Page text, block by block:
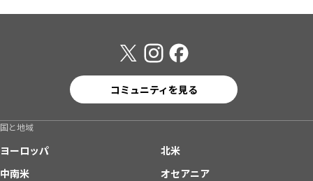
コミュニティを見る
国と地域
ヨーロッパ
北米
中南米
オセアニア